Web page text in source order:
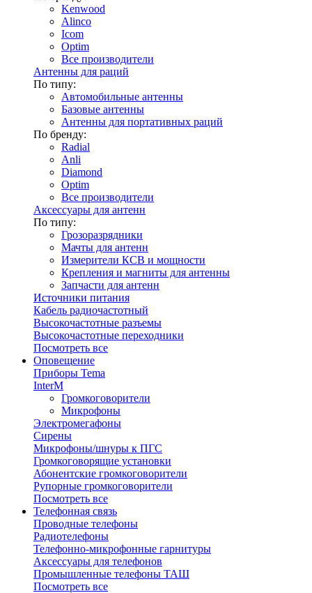
Kenwood
Alinco
Icom
Optim
Все производители
Антенны для раций
По типу:
Автомобильные антенны
Базовые антенны
Антенны для портативных раций
По бренду:
Radial
Anli
Diamond
Optim
Все производители
Аксессуары для антенн
По типу:
Грозоразрядники
Мачты для антенн
Измерители КСВ и мощности
Крепления и магниты для антенны
Запчасти для антенн
Источники питания
Кабель радиочастотный
Высокочастотные разъемы
Высокочастотные переходники
Посмотреть все
Оповещение
Приборы Tema
InterM
Громкоговорители
Микрофоны
Электромегафоны
Сирены
Микрофоны/шнуры к ПГС
Громкоговорящие установки
Абонентские громкоговорители
Рупорные громкоговорители
Посмотреть все
Телефонная связь
Проводные телефоны
Радиотелефоны
Телефонно-микрофонные гарнитуры
Аксессуары для телефонов
Промышленные телефоны ТАШ
Посмотреть все